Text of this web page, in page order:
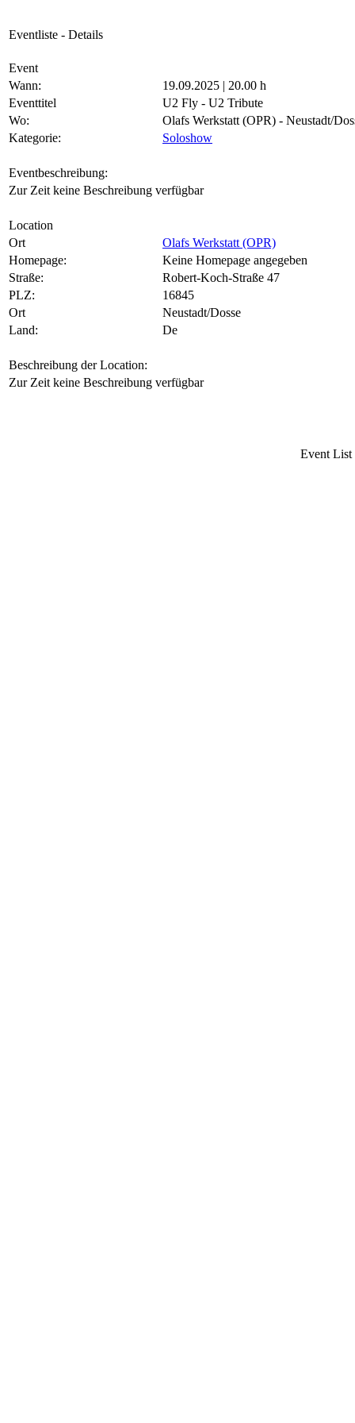
Eventliste - Details
Event
Wann:
19.09.2025 | 20.00 h
Eventtitel
U2 Fly - U2 Tribute
Wo:
Olafs Werkstatt (OPR) - Neustadt/
Kategorie:
Soloshow
Eventbeschreibung:
Zur Zeit keine Beschreibung verfügbar
Location
Ort
Olafs Werkstatt (OPR)
Homepage:
Keine Homepage angegeben
Straße:
Robert-Koch-Straße 47
PLZ:
16845
Ort
Neustadt/Dosse
Land:
De
Beschreibung der Location:
Zur Zeit keine Beschreibung verfügbar
Event